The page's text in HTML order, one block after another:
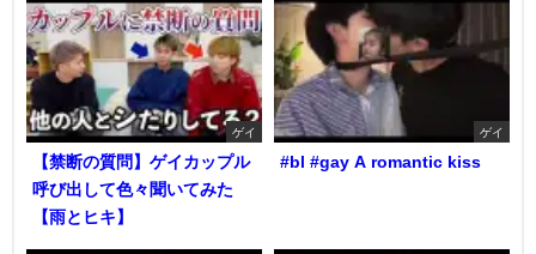
ゲイ
【禁断の質問】ゲイカップル
呼び出して色々聞いてみた
【雨とヒキ】
ゲイ
#bl #gay A romantic kiss